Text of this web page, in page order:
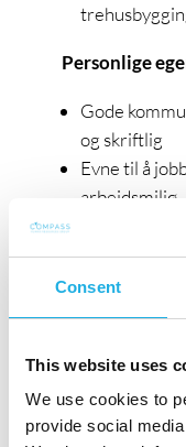
Consent
This website uses
We use cookies to
provide social
Personlige
Gode
og skriftlig
Evne til å
arbeidsmiljø
eksternt
Opptatt av-
Vi tilbyr:
Meget godt